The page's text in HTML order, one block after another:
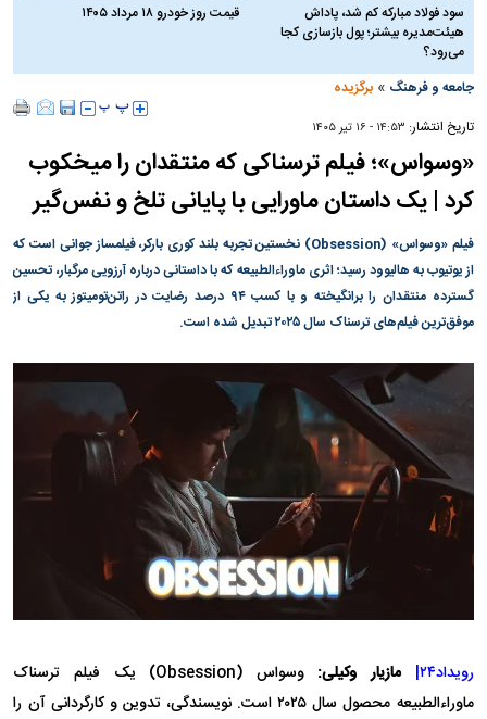
سود فولاد مبارکه کم شد، پاداش
هیئت‌مدیره بیشتر؛ پول بازسازی کجا
می‌رود؟
قیمت روز خودرو ۱۸ مرداد ۱۴۰۵
جامعه و فرهنگ »برگزیده
تاریخ انتشار: ۱۴:۵۳ - ۱۶ تير ۱۴۰۵
«وسواس»؛ فیلم ترسناکی که منتقدان را میخکوب
کرد | یک داستان ماورایی با پایانی تلخ و نفس‌گیر
فیلم «وسواس» (Obsession) نخستین تجربه بلند کوری بارکر، فیلمساز جوانی است که
از یوتیوب به هالیوود رسید؛ اثری ماوراءالطبیعه که با داستانی درباره آرزویی مرگبار، تحسین
گسترده منتقدان را برانگیخته و با کسب ۹۴ درصد رضایت در راتن‌تومیتوز به یکی از
موفق‌ترین فیلم‌های ترسناک سال ۲۰۲۵ تبدیل شده است.
رویداد۲۴| مازیار وکیلی:
وسواس (Obsession) یک فیلم ترسناک
ماوراءالطبیعه محصول سال ۲۰۲۵ است. نویسندگی، تدوین و کارگردانی آن را